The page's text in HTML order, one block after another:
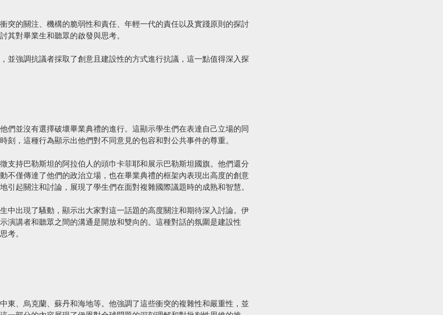
突的關注、機構的脆弱性和責任、年輕一代的責任以及實踐原則的探討
其對畢業生和聽眾的啟發與思考。
並強調抗議者採取了創意且建設性的方式進行抗議，這一點值得深入探
們並沒有選擇破壞畢業典禮的進行。這顯示學生們在表達自己立場的同
刻，這種行為顯示出他們對不同意見的包容和對公共事件的尊重。
支持巴勒斯坦的阿拉伯人的頭巾卡菲耶和展示巴勒斯坦國旗。他們還分
不僅傳達了他們的政治立場，也在畢業典禮的框架內表現出高度的創意
引起關注和討論，展現了學生們在面對複雜國際議題時的成熟和智慧。
中出現了騷動，顯示出大家對這一話題的高度關注和期待深入討論。伊
演講者和聽眾之間的溝通是開放和雙向的。這種對話的氛圍是建設性
考。
東、烏克蘭、蘇丹和海地等。他強調了這些衝突的複雜性和嚴重性，並